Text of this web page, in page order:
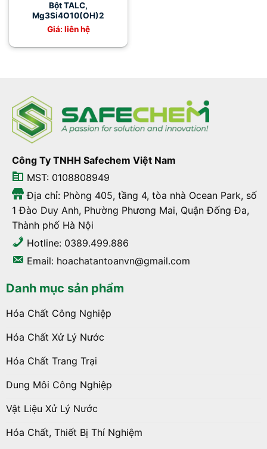
Bột TALC,
Mg3Si4O10(OH)2
Giá: liên hệ
Công Ty TNHH Safechem Việt Nam
MST: 0108808949
Địa chỉ: Phòng 405, tầng 4, tòa nhà Ocean Park, số
1 Đào Duy Anh, Phường Phương Mai, Quận Đống Đa,
Thành phố Hà Nội
Hotline: 0389.499.886
Email: hoachatantoanvn@gmail.com
Danh mục sản phẩm
Hóa Chất Công Nghiệp
Hóa Chất Xử Lý Nước
Hóa Chất Trang Trại
Dung Môi Công Nghiệp
Vật Liệu Xử Lý Nước
Hóa Chất, Thiết Bị Thí Nghiệm